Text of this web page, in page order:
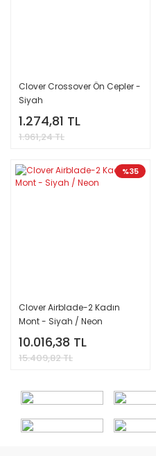
Clover Crossover Ön Cepler -
Siyah
1.274,81 TL
1.961,24 TL
%35
Clover Airblade-2 Kadın
Mont - Siyah / Neon
10.016,38 TL
15.409,82 TL